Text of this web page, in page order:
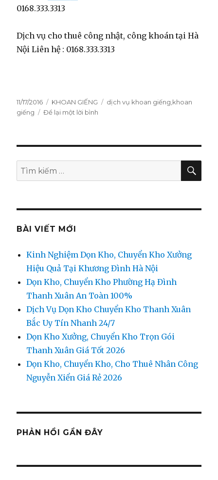
0168.333.3313
Dịch vụ cho thuê công nhật, công khoán tại Hà
Nội Liên hệ : 0168.333.3313
Đăng
vào
11/17/2016
Danh
mục
KHOAN GIẾNG Thẻ
dịch vụ khoan giếng khoan
giếng
Để lại một lời bình
khoan
Tìm
kiếm:
TÌM
BÀI VIẾT MỚI
Kinh Nghiệm Dọn Kho, Chuyển Kho Xưởng
Hiệu Quả Tại Khương Đình Hà Nội
Dọn Kho, Chuyển Kho Phường Hạ Đình
Thanh Xuân An Toàn 100%
Dịch Vụ Dọn Kho Chuyển Kho Thanh Xuân
Bắc Uy Tín Nhanh 24/7
Dọn Kho Xưởng, Chuyển Kho Trọn Gói
Thanh Xuân Giá Tốt 2026
Dọn Kho, Chuyển Kho, Cho Thuê Nhân Công
Nguyễn Xiển Giá Rẻ 2026
PHẢN HỒI GẦN ĐÂY